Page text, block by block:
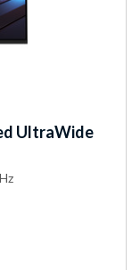
UltraWide